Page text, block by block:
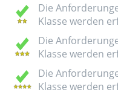
Die
Klasse werden
Die
Klasse werden
Die
Klasse werden